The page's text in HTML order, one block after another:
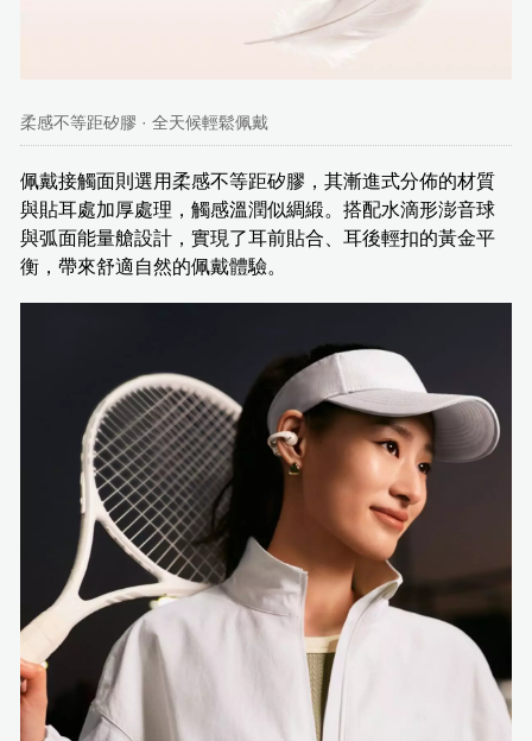
柔感不等距矽膠 · 全天候輕鬆佩戴
佩戴接觸面則選用柔感不等距矽膠，其漸進式分佈的材質
與貼耳處加厚處理，觸感溫潤似綢緞。搭配水滴形澎音球
與弧面能量艙設計，實現了耳前貼合、耳後輕扣的黃金平
衡，帶來舒適自然的佩戴體驗。